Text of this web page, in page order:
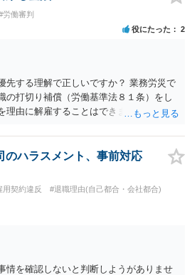
せん。契約が労働契約に近い実態なら労
あり、そうでなくても、金額が事務所の
減額が争点になります。 ・契約前の修正
向としては、上限額を設ける、実損害ベ
化する、違約金ではなく「合理的な実
する、などが典型です。 ・弁護士に契約
してもらう価値は十分にあると思われま
か業務委託か、実態として労働者性があ
定められているか、違約金の算定根拠が
分かれます。契約前なら、交渉のパワー
修正余地があるうえ、後から争うより
料等を持参の上弁護士に確認されること
の解除でも、解除理由によってはタレン
けになっていることはあります。ただ
したのにタレントへ違約金を課す設計
て争いやすいです。逆に、タレント側
は、実損害の範囲で請求される可能性は
労働審判
役にたった 2
先する理解で正しいですか？ 業務労災で
の打切り補償（労働基準法８１条）をし
理由に解雇することはできません（労働
労災への適用はありませんので、ご安心
補償をせずに解雇した場合は、不当解雇
補償と、所得補償保険の保険金とは別
でしょうか？ 業務労災の場合は、会社
れると解されますので、会社の損害賠償
院費、入院慰謝料、後遺障害慰謝料、
の不注意等による事故）の場合は、当該
ます。 労災で支払われた分は、損害額か
が、それを超えた部分は、会社もしく
のハラスメント、事前対応
用契約違反
#退職理由(自己都合・会社都合)
情を確認しないと判断しようがありませ